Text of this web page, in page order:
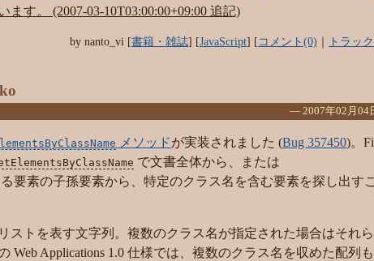
ます。
by nanto_vi [書籍・雑誌] [JavaScript] [コメント(0) ｜ トラッ
― 2007年02月04
メソッドが実装されました (Bug 357450)。
で文書全体から、または
要素の子孫要素から、特定のクラス名を含む要素を探し出す
ストを表す文字列。複数のクラス名が指定された場合はそれ
Web Applications 1.0 仕様では、複数のクラス名を収めた配列